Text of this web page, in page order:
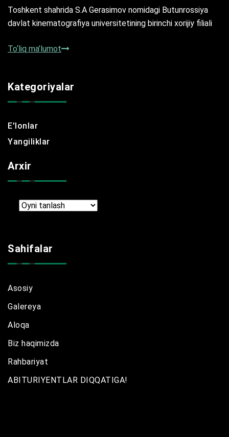
Toshkent shahrida S.A Gerasimov nomidagi Butunrossiya
davlat kinematografiya universitetining birinchi xorijiy filiali
To‘liq ma’lumot
Kategoriyalar
E'lonlar
Yangiliklar
Arxir
Arxir
Sahifalar
Asosiy
Galereya
Aloqa
Biz haqimizda
Rahbariyat
ABITURIYENTLAR DIQQATIGA!